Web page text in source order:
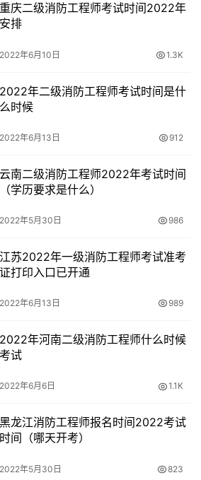
需提供本职业，或相关职业五级/初
件加累计从事本职业或相关职业4年
扫描件；
提供累计从事本职业，或相关职业6
明扫描件，社保证明为社会保险个人
查询单。
区开通，考生可在规定期限内登录
报名； 现场报名分为集体申报和直
接申报条件的考生按要求到鉴定站
料进行资格审查。
应根据当地的缴费方式缴纳相应报
20元/人次，技能95元/人次；
30元/人次，技能135元/人次。
重庆二级消防工程师考试时间2022年
安排
2022年6月10日 1.3K
2022年二级消防工程师考试时间是什
么时候
2022年6月13日 912
云南二级消防工程师2022年考试时间
（学历要求是什么）
2022年5月30日 986
江苏2022年一级消防工程师考试准考
证打印入口已开通
2022年6月13日 989
2022年河南二级消防工程师什么时候
考试
2022年6月6日 1.1K
黑龙江消防工程师报名时间2022考试
时间（哪天开考）
2022年5月30日 823